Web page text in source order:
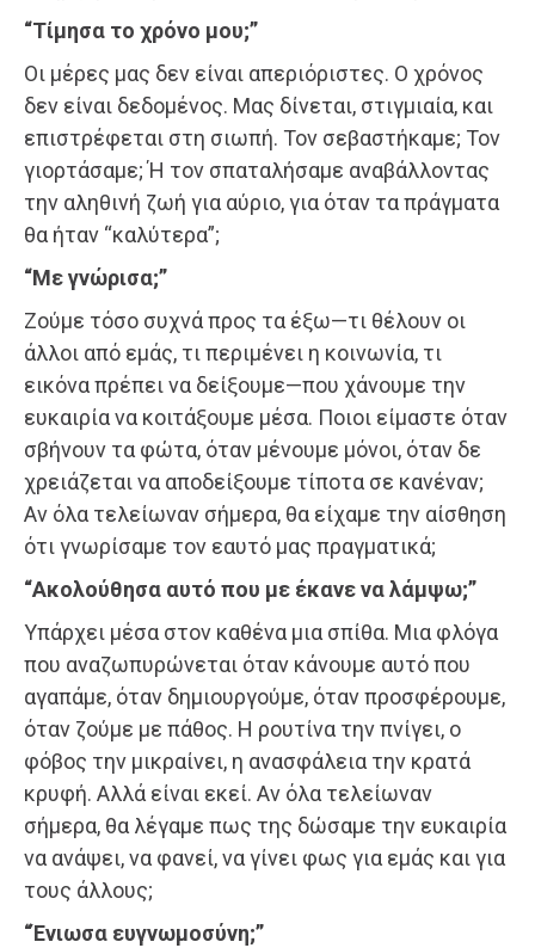
“Τίμησα το χρόνο μου;”
Οι μέρες μας δεν είναι απεριόριστες. Ο χρόνος
δεν είναι δεδομένος. Μας δίνεται, στιγμιαία, και
επιστρέφεται στη σιωπή. Τον σεβαστήκαμε; Τον
γιορτάσαμε; Ή τον σπαταλήσαμε αναβάλλοντας
την αληθινή ζωή για αύριο, για όταν τα πράγματα
θα ήταν “καλύτερα”;
“Με γνώρισα;”
Ζούμε τόσο συχνά προς τα έξω—τι θέλουν οι
άλλοι από εμάς, τι περιμένει η κοινωνία, τι
εικόνα πρέπει να δείξουμε—που χάνουμε την
ευκαιρία να κοιτάξουμε μέσα. Ποιοι είμαστε όταν
σβήνουν τα φώτα, όταν μένουμε μόνοι, όταν δε
χρειάζεται να αποδείξουμε τίποτα σε κανέναν;
Αν όλα τελείωναν σήμερα, θα είχαμε την αίσθηση
ότι γνωρίσαμε τον εαυτό μας πραγματικά;
“Ακολούθησα αυτό που με έκανε να λάμψω;”
Υπάρχει μέσα στον καθένα μια σπίθα. Μια φλόγα
που αναζωπυρώνεται όταν κάνουμε αυτό που
αγαπάμε, όταν δημιουργούμε, όταν προσφέρουμε,
όταν ζούμε με πάθος. Η ρουτίνα την πνίγει, ο
φόβος την μικραίνει, η ανασφάλεια την κρατά
κρυφή. Αλλά είναι εκεί. Αν όλα τελείωναν
σήμερα, θα λέγαμε πως της δώσαμε την ευκαιρία
να ανάψει, να φανεί, να γίνει φως για εμάς και για
τους άλλους;
“Ένιωσα ευγνωμοσύνη;”